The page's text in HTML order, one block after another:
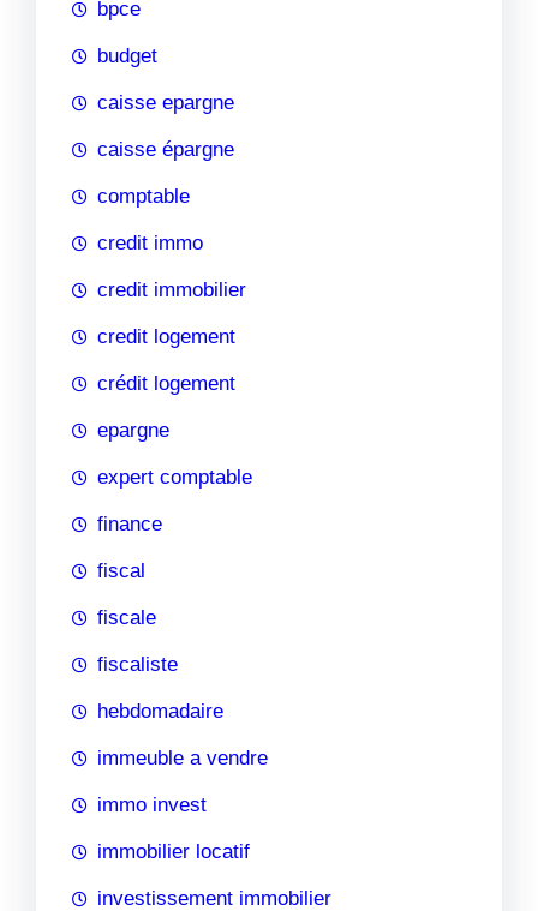
bpce
budget
caisse epargne
caisse épargne
comptable
credit immo
credit immobilier
credit logement
crédit logement
epargne
expert comptable
finance
fiscal
fiscale
fiscaliste
hebdomadaire
immeuble a vendre
immo invest
immobilier locatif
investissement immobilier